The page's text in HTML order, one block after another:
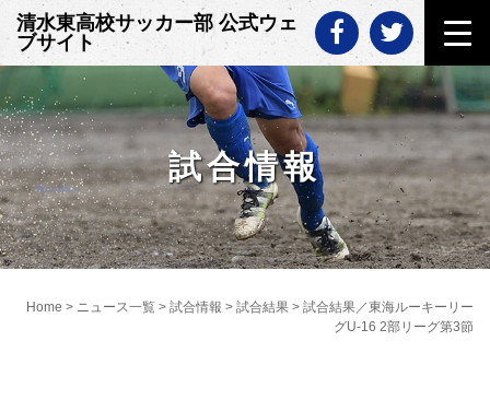
Skip
to
content
清水東高校サッカー部 公式ウェ
ブサイト
試合情報
Home > ニュース一覧 > 試合情報 > 試合結果 > 試合結果／東海ルーキーリー
グU-16 2部リーグ第3節